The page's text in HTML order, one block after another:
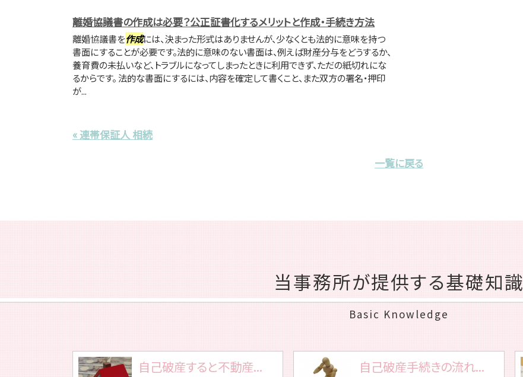
離婚協議書の作成は必要？公正証書化するメリットと作成・手続き方法
離婚協議書を作成には、決まった形式はありませんが、少なくとも法的に意味を持つ
書面にすることが必要です。法的に意味のない書面は、例えば財産分与をどうするか、
養育費の未払いなど、トラブルになってしまったときに利用できず、ただの紙切れにな
るからです。 法的な書面にするには、内容を確定して書くこと、また双方の署名・押印
が...
« 連帯保証人 相続
一覧に戻る
当事務所が提供する基礎知識
Basic Knowledge
自己破産すると不動産... 自己破産手続きの流れ...